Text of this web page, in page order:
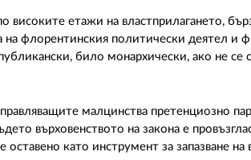
етажи на властприлагането,
на флорентинския политически
било монархически, ако не се
малцинства претенциозно
върховенството на закона е
като инструмент за запазване